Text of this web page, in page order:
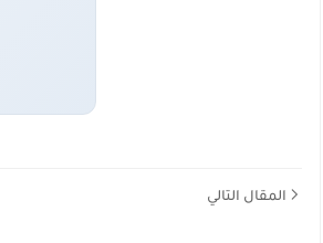
المقال التالي